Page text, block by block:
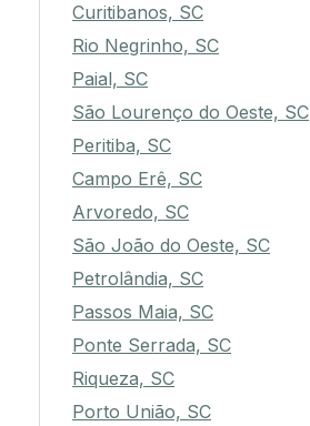
Curitibanos, SC
Rio Negrinho, SC
Paial, SC
São Lourenço do Oeste, SC
Peritiba, SC
Campo Erê, SC
Arvoredo, SC
São João do Oeste, SC
Petrolândia, SC
Passos Maia, SC
Ponte Serrada, SC
Riqueza, SC
Porto União, SC